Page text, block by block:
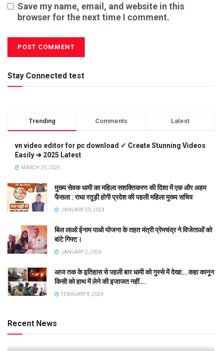
Save my name, email, and website in this
browser for the next time I comment.
Stay Connected test
Trending Comments Latest
vn video editor for pc download ✓ Create Stunning Videos
Easily ➔ 2025 Latest
MARCH 25, 2025
मुख्य सेवक धामी का महिला सशक्तिकरण की दिशा में एक और अहम
फैसला : राधा रतूड़ी होगी प्रदेश की पहली महिला मुख्य सचिव
JANUARY 30, 2024
बिल लाओ ईनाम पाओ योजना के तहत मंत्री प्रेमचंद्र ने विजेताओं को
बांटे गिफ्ट।
JANUARY 2, 2024
आज तक के इतिहास से पहली बार धामी को गुस्से में देखा….कहा कानून
किसी को हाथ में लेने की इजाजत नहीं….
FEBRUARY 8, 2024
Recent News